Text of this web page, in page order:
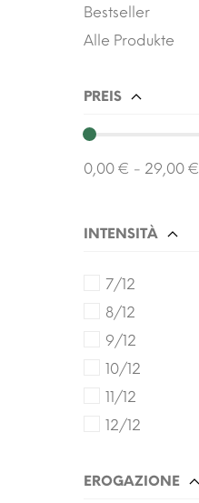
Bestseller
Alle Produkte
PREIS
0,00 € - 29,00 €
INTENSITÀ
7/12
8/12
9/12
10/12
11/12
12/12
EROGAZIONE